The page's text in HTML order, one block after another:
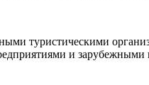
туристическими
и зарубежными